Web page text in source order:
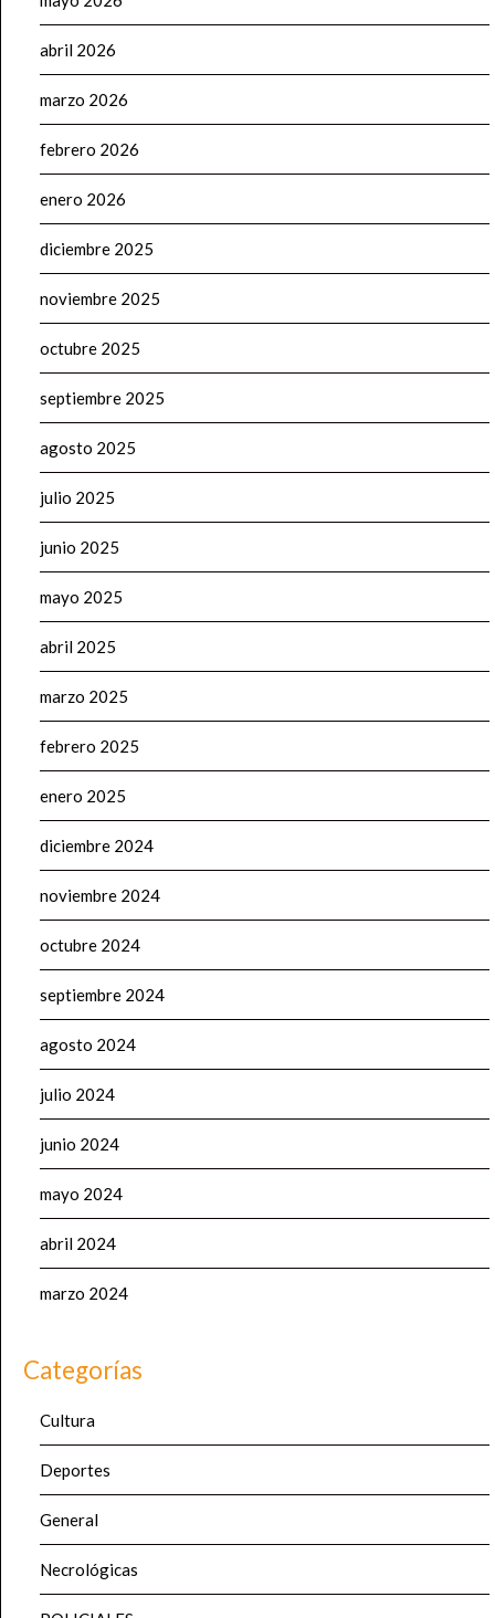
abril 2026
marzo 2026
febrero 2026
enero 2026
diciembre 2025
noviembre 2025
octubre 2025
septiembre 2025
agosto 2025
julio 2025
junio 2025
mayo 2025
abril 2025
marzo 2025
febrero 2025
enero 2025
diciembre 2024
noviembre 2024
octubre 2024
septiembre 2024
agosto 2024
julio 2024
junio 2024
mayo 2024
abril 2024
marzo 2024
Categorías
Cultura
Deportes
General
Necrológicas